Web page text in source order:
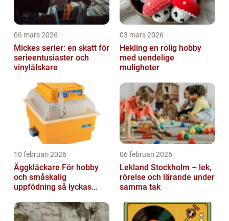
06 mars 2026
Mickes serier: en skatt för
serieentusiaster och
vinylälskare
03 mars 2026
Hekling en rolig hobby
med uendelige
muligheter
10 februari 2026
Äggkläckare För hobby
och småskalig
uppfödning så lyckas
06 februari 2026
Lekland Stockholm – lek,
rörelse och lärande under
samma tak